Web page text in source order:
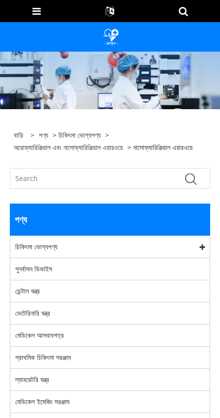
বাড়ি > পণ্য >চিকিৎসা ভোগ্যপণ্য >
অরোফ্যারিঞ্জিয়াল এবং নাসোফ্যারিঞ্জিয়াল এয়ারওয়ে > নাসোফ্যারিঞ্জিয়াল এয়ারওয়ে
পণ্য
চিকিৎসা ভোগ্যপণ্য
পুনর্বাসন ডিভাইস
ডেন্টাল যন্ত্র
ভেটেরিনারি যন্ত্র
মেডিকেল আসবাবপত্র
প্রাথমিক চিকিৎসা সরঞ্জাম
ল্যাবরেটরি যন্ত্র
মেডিকেল ইমেজিং সরঞ্জাম